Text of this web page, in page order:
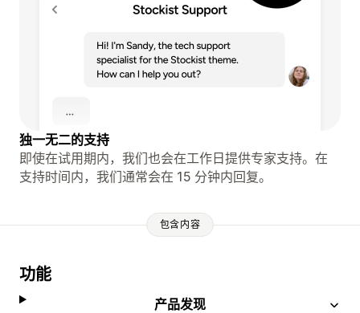
独一无二的支持
即使在试用期内，我们也会在工作日提供专家支持。在
支持时间内，我们通常会在 15 分钟内回复。
包含内容
功能
产品发现